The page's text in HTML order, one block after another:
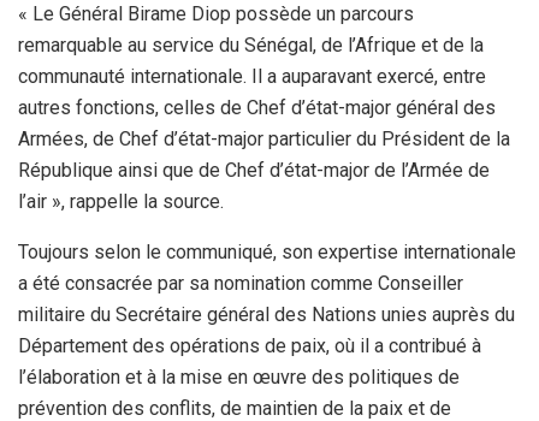
« Le Général Birame Diop possède un parcours
remarquable au service du Sénégal, de l’Afrique et de la
communauté internationale. Il a auparavant exercé, entre
autres fonctions, celles de Chef d’état-major général des
Armées, de Chef d’état-major particulier du Président de la
République ainsi que de Chef d’état-major de l’Armée de
l’air », rappelle la source.
Toujours selon le communiqué, son expertise internationale
a été consacrée par sa nomination comme Conseiller
militaire du Secrétaire général des Nations unies auprès du
Département des opérations de paix, où il a contribué à
l’élaboration et à la mise en œuvre des politiques de
prévention des conflits, de maintien de la paix et de